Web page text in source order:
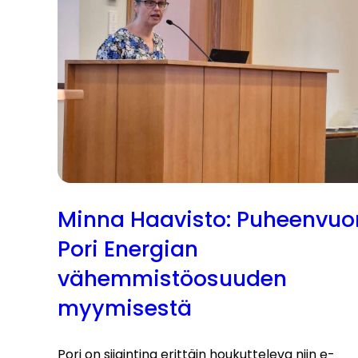
Minna Haavisto:
Pori Energian
vähemmistöosuuden
myymisestä